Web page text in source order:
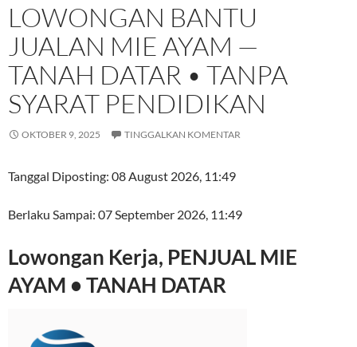
LOWONGAN BANTU
JUALAN MIE AYAM —
TANAH DATAR • TANPA
SYARAT PENDIDIKAN
OKTOBER 9, 2025 TINGGALKAN KOMENTAR
Tanggal Diposting: 08 August 2026, 11:49
Berlaku Sampai: 07 September 2026, 11:49
Lowongan Kerja, PENJUAL MIE
AYAM • TANAH DATAR